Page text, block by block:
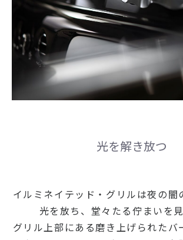
光を解き放つ
イルミネイテッド・グリルは夜の闇
光を放ち、堂々たる佇まいを見
グリル上部にある磨き上げられたバ